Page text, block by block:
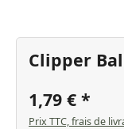
Clipper
1,79 €
Prix TTC, frais de